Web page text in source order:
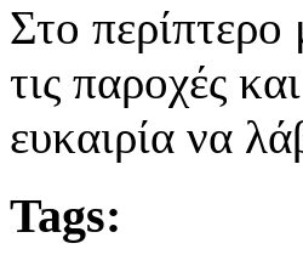
Στο
τις παροχές
ευκαιρία να
Tags: